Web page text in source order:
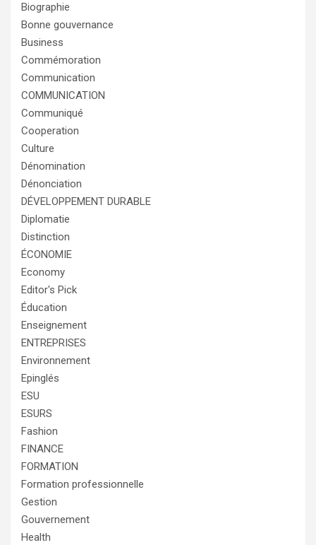
Biographie
Bonne gouvernance
Business
Commémoration
Communication
COMMUNICATION
Communiqué
Cooperation
Culture
Dénomination
Dénonciation
DÉVELOPPEMENT DURABLE
Diplomatie
Distinction
ÉCONOMIE
Economy
Editor's Pick
Éducation
Enseignement
ENTREPRISES
Environnement
Epinglés
ESU
ESURS
Fashion
FINANCE
FORMATION
Formation professionnelle
Gestion
Gouvernement
Health